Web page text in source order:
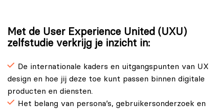
Met de User Experience United (UXU)
zelfstudie verkrijg je inzicht in:
De internationale kaders en uitgangspunten van UX
design en hoe jij deze toe kunt passen binnen digitale
producten en diensten.
Het belang van persona’s, gebruikersonderzoek en